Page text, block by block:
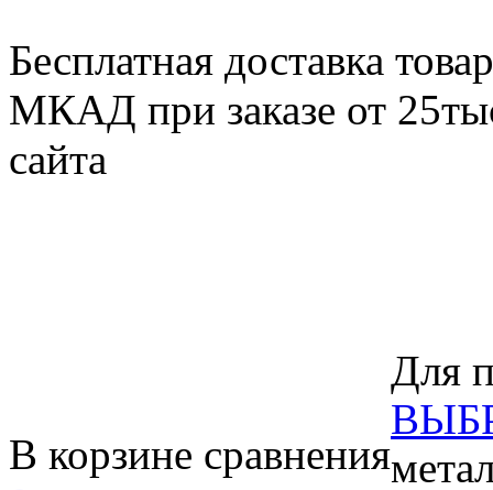
Бесплатная доставка
МКАД при заказе от
сайта
В корзине сравнения
Для